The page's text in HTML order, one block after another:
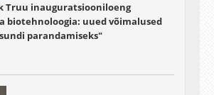
Truu inauguratsiooniloeng
biotehnoloogia: uued võimalused
parandamiseks"